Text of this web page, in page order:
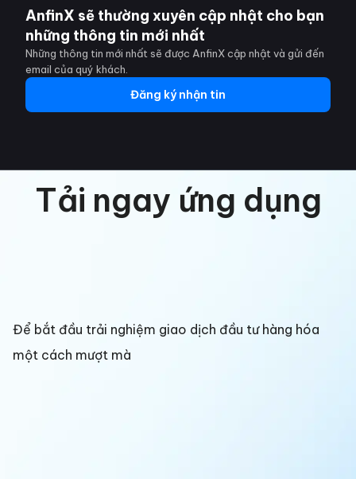
AnfinX sẽ thường xuyên cập nhật cho bạn
những thông tin mới nhất
Những thông tin mới nhất sẽ được AnfinX cập nhật và gửi đến
email của quý khách.
Đăng ký nhận tin
Tải ngay ứng dụng
Để bắt đầu trải nghiệm giao dịch đầu tư hàng hóa
một cách mượt mà